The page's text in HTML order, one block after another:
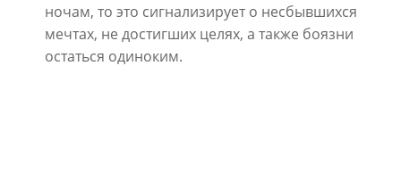
ночам, то это сигнализирует о несбывшихся
мечтах, не достигших целях, а также боязни
остаться одиноким.